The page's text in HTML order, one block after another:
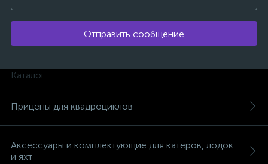
Отправить сообщение
Каталог
Прицепы для квадроциклов
Аксессуары и комплектующие для катеров, лодок
и яхт